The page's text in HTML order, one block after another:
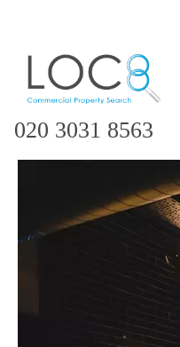
020 3031 8563